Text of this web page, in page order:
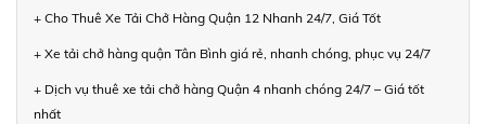
+ Cho Thuê Xe Tải Chở Hàng Quận 12 Nhanh 24/7, Giá Tốt
+ Xe tải chở hàng quận Tân Bình giá rẻ, nhanh chóng, phục vụ 24/7
+ Dịch vụ thuê xe tải chở hàng Quận 4 nhanh chóng 24/7 – Giá tốt
nhất